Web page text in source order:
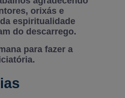
orixás e
espiritualidade
do descarrego.
para fazer a